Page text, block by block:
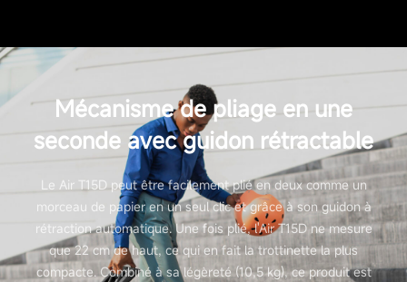
Mécanisme de pliage en une
seconde avec guidon rétractable
Le Air T15D peut être facilement plié en deux comme un
morceau de papier en un seul clic et grâce à son guidon à
rétraction automatique. Une fois plié, l'Air T15D ne mesure
que 22 cm de haut, ce qui en fait la trottinette la plus
compacte. Combiné à sa légèreté (10,5 kg), ce produit est